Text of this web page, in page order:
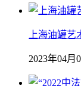
上海油罐
2023年04月